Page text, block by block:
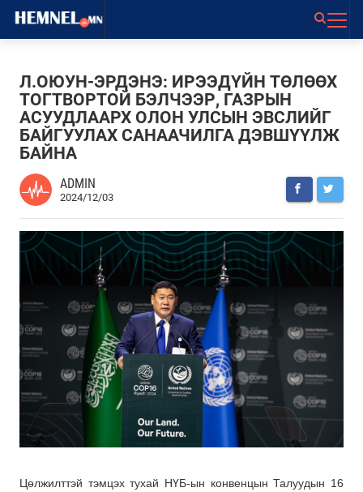
Л.ОЮУН-ЭРДЭНЭ: ИРЭЭДҮЙН ТӨЛӨӨХ
ТОГТВОРТОЙ БЭЛЧЭЭР, ГАЗРЫН
АСУУДЛААРХ ОЛОН УЛСЫН ЭВСЛИЙГ
БАЙГУУЛАХ САНААЧИЛГА ДЭВШҮҮЛЖ
БАЙНА
ADMIN
2024/12/03
Цөлжилттэй тэмцэх тухай НҮБ-ын конвенцын Талуудын 16